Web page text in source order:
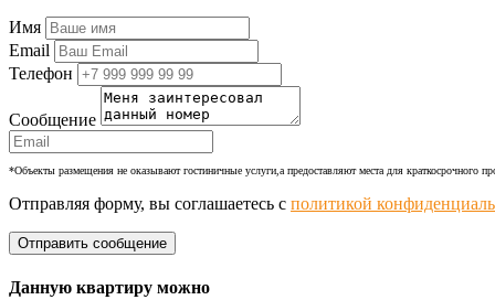
Имя
Email
Телефон
Сообщение
*Объекты размещения не оказывают гостиничные услуги,а предоставляют места для краткосрочного
Отправляя форму, вы соглашаетесь с политикой
Данную квартиру можно